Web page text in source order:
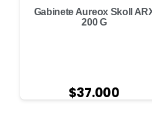
Gabinete Aureox Skoll
200 G
$37.000